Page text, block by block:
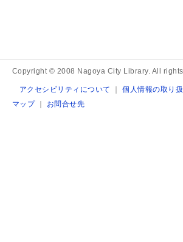
Copyright © 2008 Nagoya City Library. All rights
アクセシビリティについて ｜個人情報の取り
マップ｜ お問合せ先